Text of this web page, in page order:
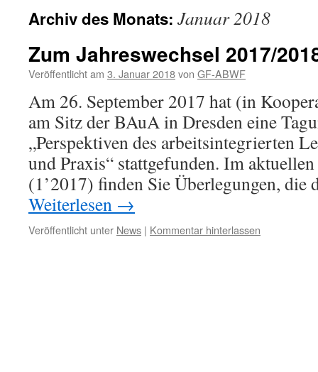
Archiv des Monats: Januar 2018
Zum Jahreswechsel 2017/
Veröffentlicht am 3. Januar 2018von GF-ABWF
Am 26. September 2017 hat (in
am Sitz der BAuA in Dresden eine
„Perspektiven des arbeitsintegrierten
und Praxis“ stattgefunden. Im
(1’2017) finden Sie Überlegungen,
Weiterlesen →
Veröffentlicht unter News | Kommentar hinterlassen